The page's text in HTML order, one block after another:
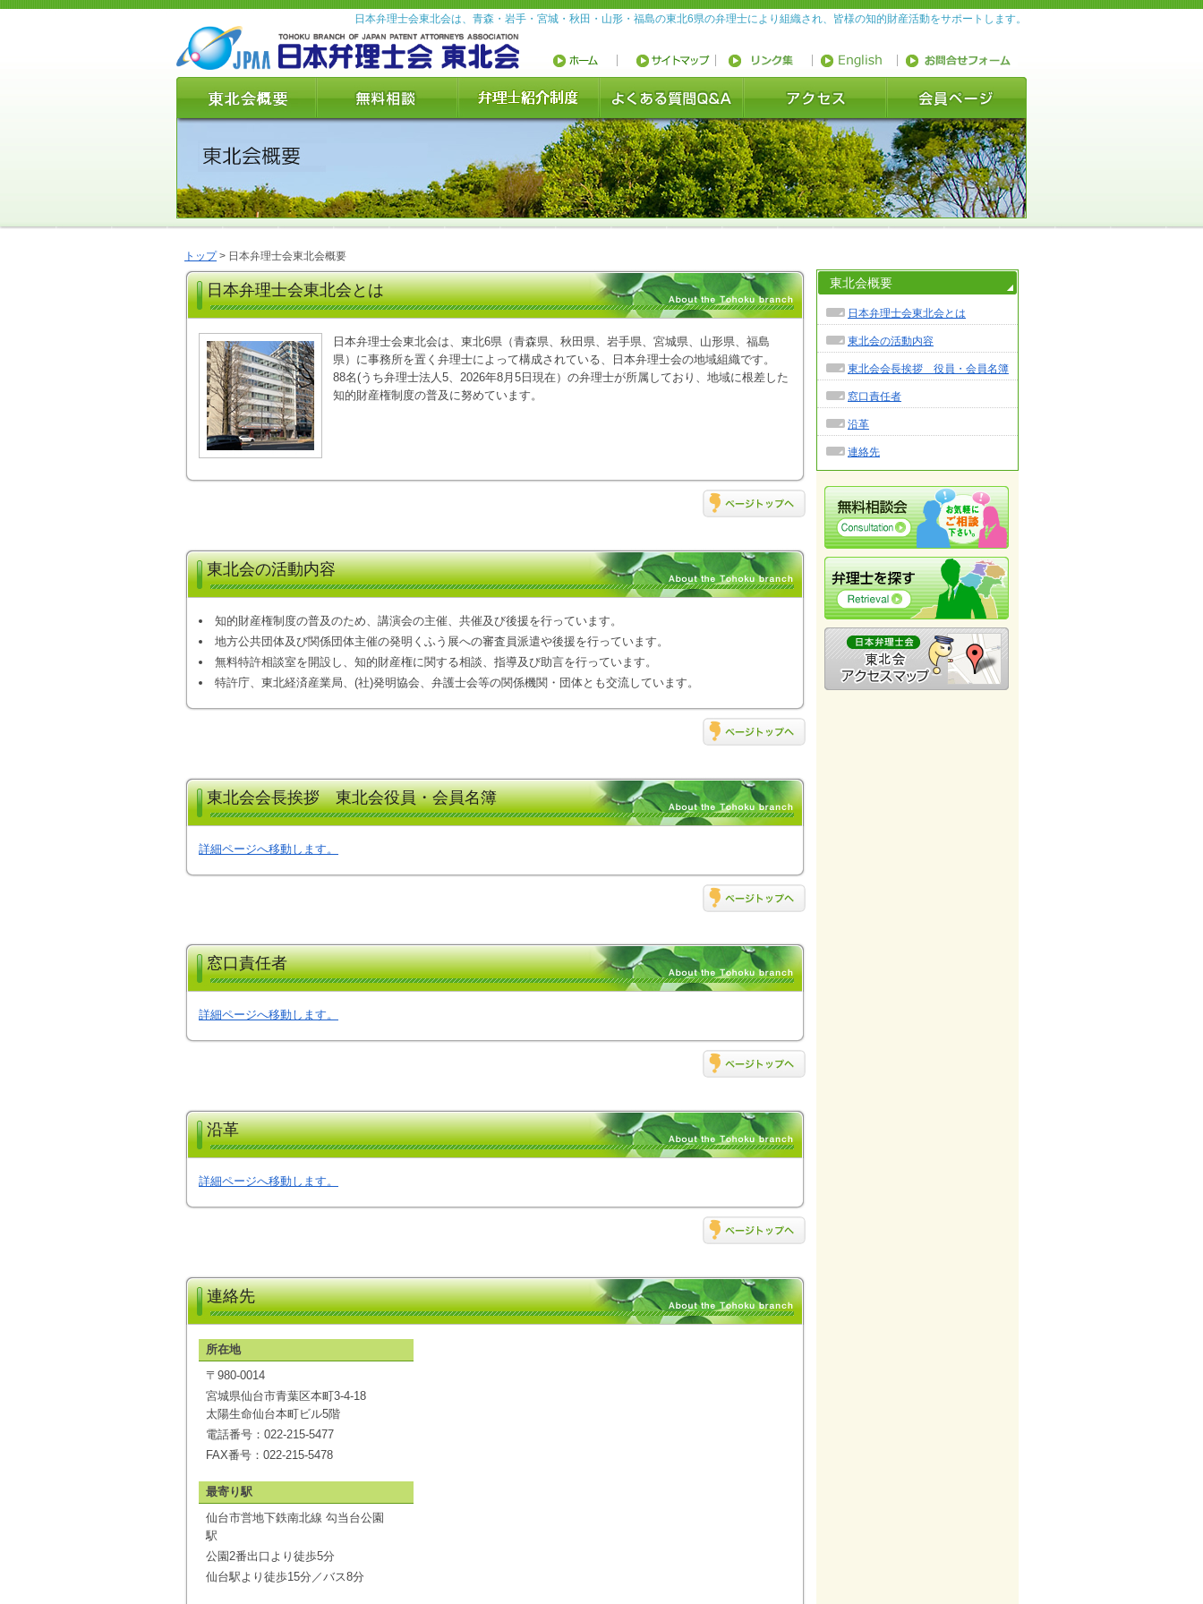
日本弁理士会東北会は、青森・岩手・宮城・秋田・山形・福島の東北6県の弁理士により組織され、皆様の知的財産活動をサポートします。
トップ> 日本弁理士会東北会概要
日本弁理士会東北会とは
日本弁理士会東北会は、東北6県（青森県、秋田県、岩手県、宮城県、山形県、福島
県）に事務所を置く弁理士によって構成されている、日本弁理士会の地域組織です。
88名(うち弁理士法人5、2026年8月5日現在）の弁理士が所属しており、地域に根差した
知的財産権制度の普及に努めています。
東北会の活動内容
知的財産権制度の普及のため、講演会の主催、共催及び後援を行っています。
地方公共団体及び関係団体主催の発明くふう展への審査員派遣や後援を行っています。
無料特許相談室を開設し、知的財産権に関する相談、指導及び助言を行っています。
特許庁、東北経済産業局、(社)発明協会、弁護士会等の関係機関・団体とも交流しています。
東北会会長挨拶 東北会役員・会員名簿
詳細ページへ移動します。
窓口責任者
詳細ページへ移動します。
沿革
詳細ページへ移動します。
連絡先
所在地
〒980-0014
宮城県仙台市青葉区本町3-4-18
太陽生命仙台本町ビル5階
電話番号：022-215-5477
FAX番号：022-215-5478
最寄り駅
仙台市営地下鉄南北線 勾当台公園
駅
公園2番出口より徒歩5分
仙台駅より徒歩15分／バス8分
東北会概要
日本弁理士会東北会とは
東北会の活動内容
東北会会長挨拶 役員・会員名簿
窓口責任者
沿革
連絡先